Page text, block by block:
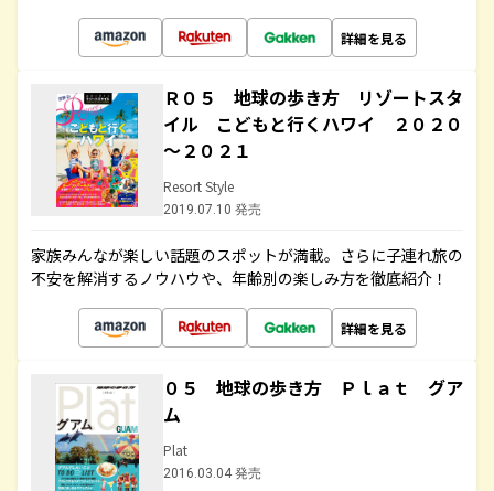
詳細を見る
Ｒ０５ 地球の歩き方 リゾートスタ
イル こどもと行くハワイ ２０２０
～２０２１
Resort Style
2019.07.10 発売
家族みんなが楽しい話題のスポットが満載。さらに子連れ旅の
不安を解消するノウハウや、年齢別の楽しみ方を徹底紹介！
詳細を見る
０５ 地球の歩き方 Ｐｌａｔ グア
ム
Plat
2016.03.04 発売